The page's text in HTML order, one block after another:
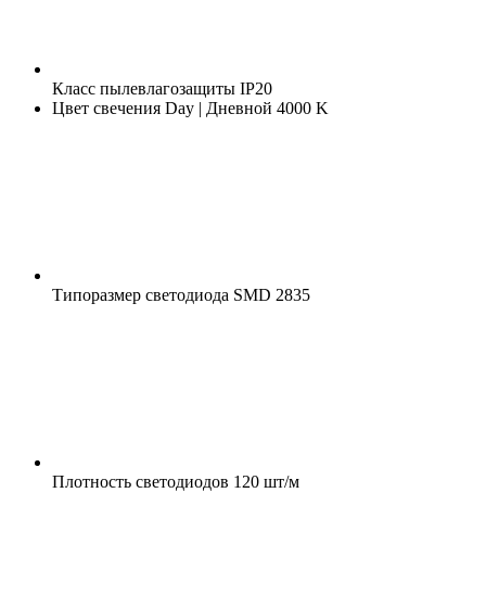
Класс пылевлагозащиты IP20
Цвет свечения Day | Дневной 4000 K
Типоразмер светодиода SMD 2835
Плотность светодиодов 120 шт/м